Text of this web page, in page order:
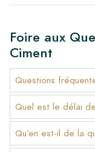
Foire aux
Ciment
Questions
Quel est le délai
Qu’en est-il de la